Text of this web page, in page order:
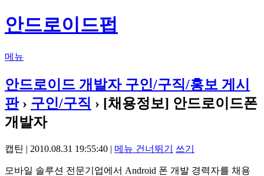
안드로이드펍
메뉴
안드로이드 개발자 구인/구직/홍보 게시
판› 구인/구직 › [채용정보] 안드로이드폰
개발자
캡틴 | 2010.08.31 19:55:40 | 메뉴 건너뛰기 쓰기
모바일 솔루션 전문기업에서 Android 폰 개발 경력자를 채용